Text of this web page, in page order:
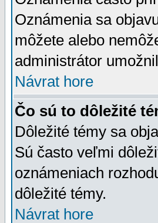
Oznámenia sa
môžete alebo
administrátor
Návrat hore
Čo sú to dôležité
Dôležité témy sa
Sú často veľmi
oznámeniach
dôležité témy.
Návrat hore